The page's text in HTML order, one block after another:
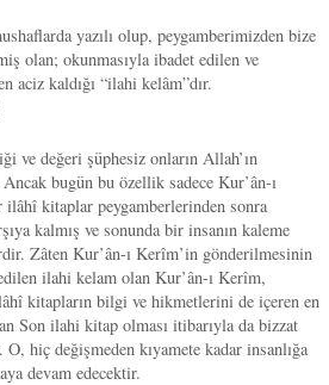
yazılı olup, peygamberimizden bize
olan; okunmasıyla ibadet edilen ve
aciz kaldığı “ilahi kelâm”dır.
ve değeri şüphesiz onların Allah’ın
bugün bu özellik sadece Kur’ân-ı
kitaplar peygamberlerinden sonra
kalmış ve sonunda bir insanın kaleme
Zâten Kur’ân-ı Kerîm’in gönderilmesinin
ilahi kelam olan Kur’ân-ı Kerîm,
kitapların bilgi ve hikmetlerini de içeren en
Son ilahi kitap olması itibarıyla da bizzat
O, hiç değişmeden kıyamete kadar insanlığa
devam edecektir.